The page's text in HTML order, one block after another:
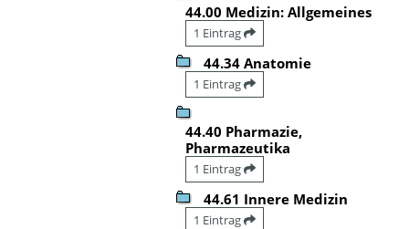
44.00 Medizin: Allgemeines
1 Eintrag
44.34 Anatomie
1 Eintrag
44.40 Pharmazie,
Pharmazeutika
1 Eintrag
44.61 Innere Medizin
1 Eintrag